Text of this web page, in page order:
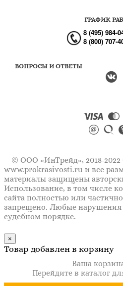
ГРАФИК
8 (495) 984-
8 (800) 707-
ВОПРОСЫ И ОТВЕТЫ
© ООО «ИнТрейд», 2018-2022
www.prokrasivosti.ru и все
материалы защищены
Использование, в том числе
сайта полностью или частично
запрещено. Любые нарушения
судебном порядке.
×
Товар добавлен в корзину
Ваша
Перейдите в каталог